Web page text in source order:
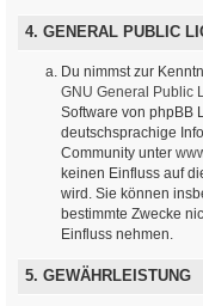
4. GENERAL PUBLIC
Du nimmst zur
GNU General Public
Software von phpBB
deutschsprachige
Community unter
keinen Einfluss auf
wird. Sie können
bestimmte Zwecke
Einfluss nehmen.
5. GEWÄHRLEISTUNG